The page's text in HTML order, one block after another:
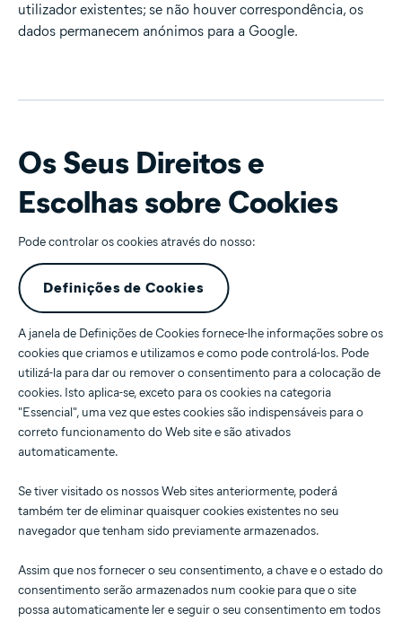
utilizador existentes; se não houver correspondência, os
dados permanecem anónimos para a Google.
Os Seus Direitos e
Escolhas sobre Cookies
Pode controlar os cookies através do nosso:
Definições de Cookies
A janela de Definições de Cookies fornece-lhe informações sobre os
cookies que criamos e utilizamos e como pode controlá-los. Pode
utilizá-la para dar ou remover o consentimento para a colocação de
cookies. Isto aplica-se, exceto para os cookies na categoria
"Essencial", uma vez que estes cookies são indispensáveis para o
correto funcionamento do Web site e são ativados
automaticamente.
Se tiver visitado os nossos Web sites anteriormente, poderá
também ter de eliminar quaisquer cookies existentes no seu
navegador que tenham sido previamente armazenados.
Assim que nos fornecer o seu consentimento, a chave e o estado do
consentimento serão armazenados num cookie para que o site
possa automaticamente ler e seguir o seu consentimento em todos